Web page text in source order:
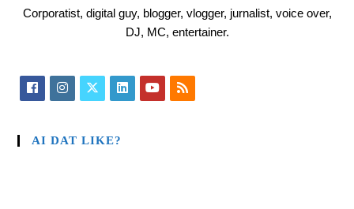
Corporatist, digital guy, blogger, vlogger, jurnalist, voice over,
DJ, MC, entertainer.
AI DAT LIKE?